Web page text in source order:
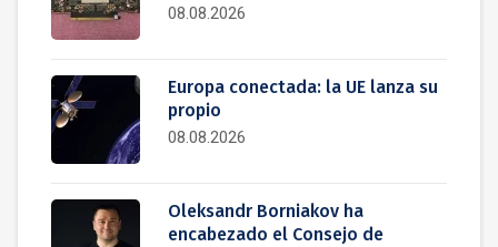
08.08.2026
Europa conectada: la UE lanza su
propio
08.08.2026
Oleksandr Borniakov ha
encabezado el Consejo de